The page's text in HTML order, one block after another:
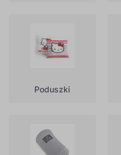
Poduszki